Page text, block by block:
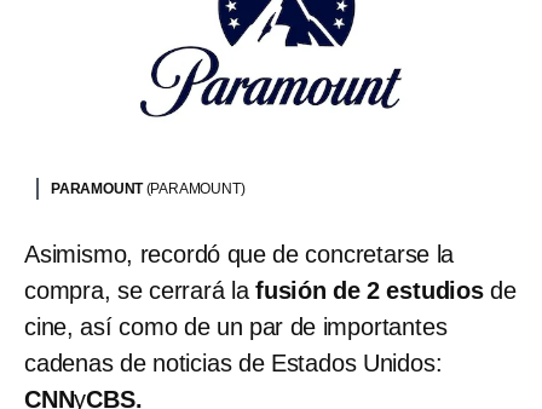
PARAMOUNT(PARAMOUNT)
Asimismo, recordó que de concretarse la
compra, se cerrará lafusión de 2 estudiosde
cine, así como de un par de importantes
cadenas de noticias de Estados Unidos:
CNNyCBS.